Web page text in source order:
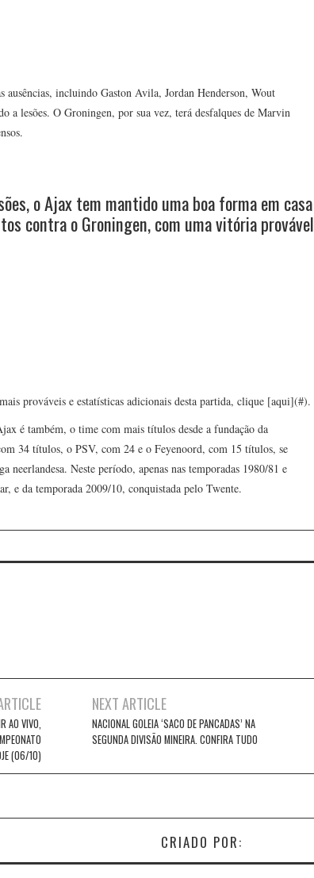
incluindo Gaston Avila, Jordan Henderson, Wout
a lesões. O Groningen, por sua vez, terá desfalques de Marvin
o Ajax tem mantido uma boa forma em casa
contra o Groningen, com uma vitória provável
prováveis e estatísticas adicionais desta partida, clique [aqui](#).
é também, o time com mais títulos desde a fundação da
34 títulos, o PSV, com 24 e o Feyenoord, com 15 títulos, se
neerlandesa. Neste período, apenas nas temporadas 1980/81 e
e da temporada 2009/10, conquistada pelo Twente.
AO VIVO,
(06/10)
NEXT ARTICLE
NACIONAL GOLEIA ‘SACO DE PANCADAS’ NA
SEGUNDA DIVISÃO MINEIRA. CONFIRA TUDO
CRIADO POR: